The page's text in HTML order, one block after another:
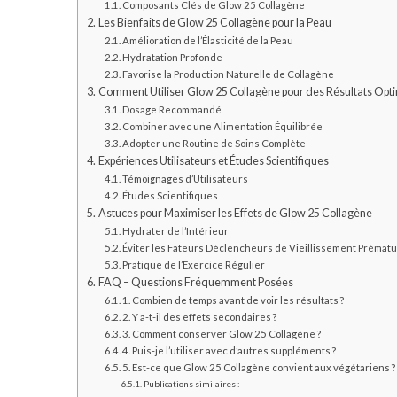
Composants Clés de Glow 25 Collagène
Les Bienfaits de Glow 25 Collagène pour la Peau
Amélioration de l’Élasticité de la Peau
Hydratation Profonde
Favorise la Production Naturelle de Collagène
Comment Utiliser Glow 25 Collagène pour des Résultats
Dosage Recommandé
Combiner avec une Alimentation Équilibrée
Adopter une Routine de Soins Complète
Expériences Utilisateurs et Études Scientifiques
Témoignages d’Utilisateurs
Études Scientifiques
Astuces pour Maximiser les Effets de Glow 25 Collagène
Hydrater de l’Intérieur
Éviter les Fateurs Déclencheurs de Vieillissement
Pratique de l’Exercice Régulier
FAQ – Questions Fréquemment Posées
1. Combien de temps avant de voir les résultats ?
2. Y a-t-il des effets secondaires ?
3. Comment conserver Glow 25 Collagène ?
4. Puis-je l’utiliser avec d’autres suppléments ?
5. Est-ce que Glow 25 Collagène convient aux végétariens ?
Publications similaires :